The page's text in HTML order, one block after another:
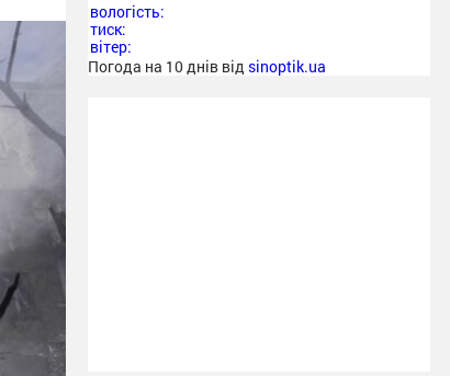
вологість:
тиск:
вітер:
Погода на 10 днів від sinoptik.ua